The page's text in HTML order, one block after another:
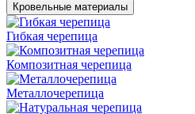
Кровельные материалы
Гибкая черепица
Композитная черепица
Металлочерепица